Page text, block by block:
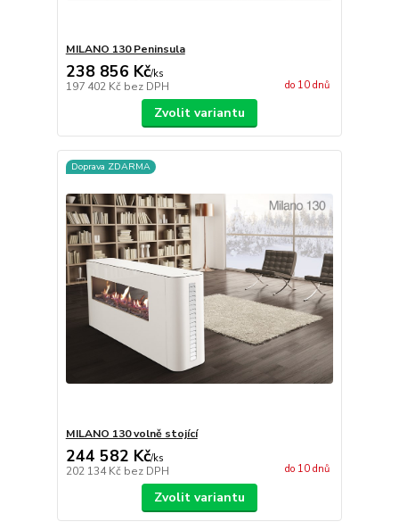
MILANO 130 Peninsula
238 856 Kč/ks
197 402 Kč bez DPH do 10 dnů
Zvolit variantu
Doprava ZDARMA
MILANO 130 volně stojící
244 582 Kč/ks
202 134 Kč bez DPH do 10 dnů
Zvolit variantu